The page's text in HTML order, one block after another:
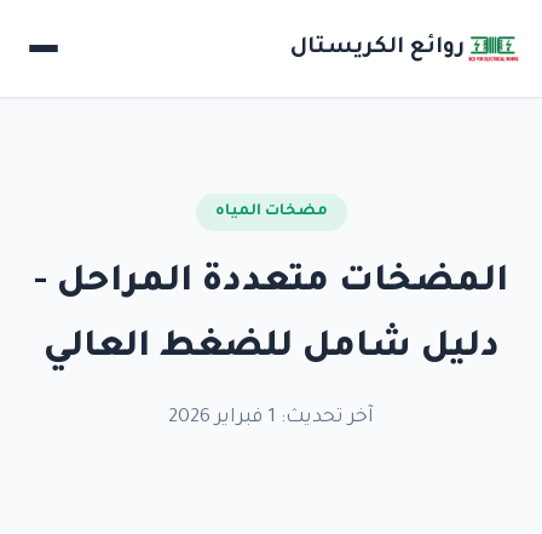
روائع الكريستال
مضخات المياه
المضخات متعددة المراحل -
دليل شامل للضغط العالي
آخر تحديث: 1 فبراير 2026